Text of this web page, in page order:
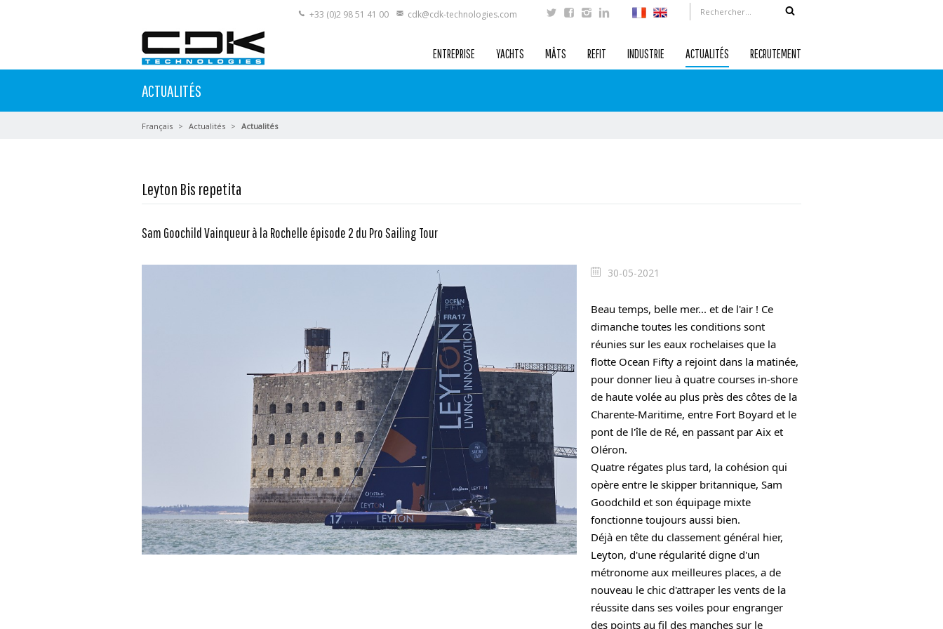
+33 (0)2 98 51 41 00 cdk@cdk-technologies.com
ENTREPRISE YACHTS MÂTS REFIT INDUSTRIE ACTUALITÉS RECRUTEMENT
ACTUALITÉS
Français Actualités Actualités
Leyton Bis repetita
Sam Goochild Vainqueur à la Rochelle épisode 2 du Pro Sailing Tour
30-05-2021
Beau temps, belle mer... et de l'air ! Ce
dimanche toutes les conditions sont
réunies sur les eaux rochelaises que la
flotte Ocean Fifty a rejoint dans la matinée,
pour donner lieu à quatre courses in-shore
de haute volée au plus près des côtes de la
Charente-Maritime, entre Fort Boyard et le
pont de l'île de Ré, en passant par Aix et
Oléron.
Quatre régates plus tard, la cohésion qui
opère entre le skipper britannique, Sam
Goodchild et son équipage mixte
fonctionne toujours aussi bien.
Déjà en tête du classement général hier,
Leyton, d'une régularité digne d'un
métronome aux meilleures places, a de
nouveau le chic d'attraper les vents de la
réussite dans ses voiles pour engranger
des points au fil des manches sur le